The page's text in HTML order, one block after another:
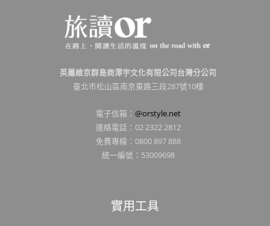
英屬維京群島商澤宇文化有限公司台灣分公司
臺北市松山區南京東路三段287號10樓
電子信箱： @orstyle.net
連絡電話：02 2322 2812
免費專線：0800 897 888
統一編號：53009698
實用工具